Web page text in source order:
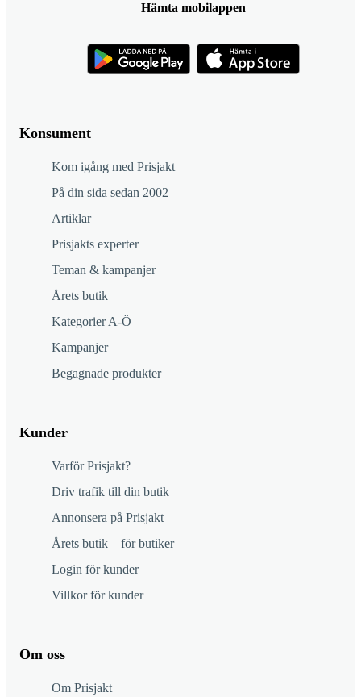
Konsument
Kom igång med Prisjakt
På din sida sedan 2002
Artiklar
Prisjakts experter
Teman & kampanjer
Årets butik
Kategorier A-Ö
Kampanjer
Begagnade produkter
Kunder
Varför Prisjakt?
Driv trafik till din butik
Annonsera på Prisjakt
Årets butik – för butiker
Login för kunder
Villkor för kunder
Om oss
Om Prisjakt
Hämta mobilappen